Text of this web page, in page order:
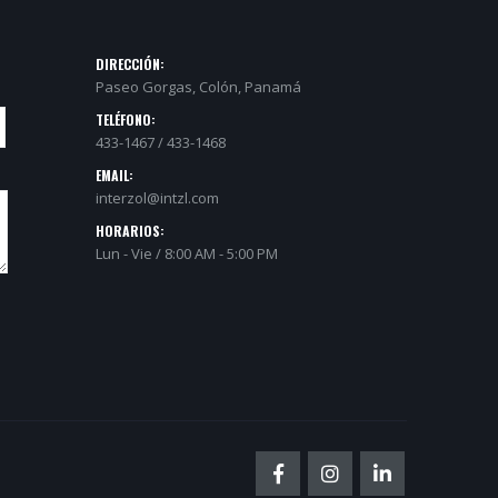
DIRECCIÓN:
Paseo Gorgas, Colón, Panamá
TELÉFONO:
433-1467 / 433-1468
EMAIL:
interzol@intzl.com
HORARIOS:
Lun - Vie / 8:00 AM - 5:00 PM